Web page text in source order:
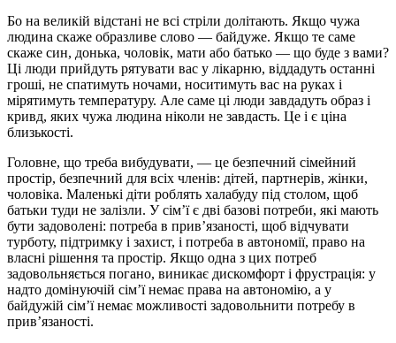
Бо на великій відстані не всі стріли долітають. Якщо чужа
людина скаже образливе слово — байдуже. Якщо те саме
скаже син, донька, чоловік, мати або батько — що буде з вами?
Ці люди прийдуть рятувати вас у лікарню, віддадуть останні
гроші, не спатимуть ночами, носитимуть вас на руках і
мірятимуть температуру. Але саме ці люди завдадуть образ і
кривд, яких чужа людина ніколи не завдасть. Це і є ціна
близькості.
Головне, що треба вибудувати, — це безпечний сімейний
простір, безпечний для всіх членів: дітей, партнерів, жінки,
чоловіка. Маленькі діти роблять халабуду під столом, щоб
батьки туди не залізли. У сім’ї є дві базові потреби, які мають
бути задоволені: потреба в прив’язаності, щоб відчувати
турботу, підтримку і захист, і потреба в автономії, право на
власні рішення та простір. Якщо одна з цих потреб
задовольняється погано, виникає дискомфорт і фрустрація: у
надто домінуючій сім’ї немає права на автономію, а у
байдужій сім’ї немає можливості задовольнити потребу в
прив’язаності.